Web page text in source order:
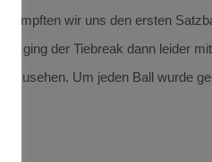
wir uns den ersten
ging der Tiebreak dann leider
Um jeden Ball wurde